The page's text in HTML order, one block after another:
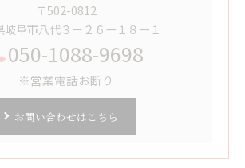
〒502-0812
岐阜市八代３－２６ー１８ー１
050-1088-9698
※営業電話お断り
お問い合わせはこちら